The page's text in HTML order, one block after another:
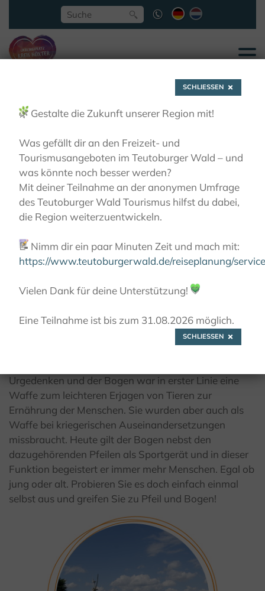
Bogenschiessen
AKTIVITÄTEN BOGENSCHIESSEN
Urgedenken und der Bogen war in erster Linie eine
Waffe zum leichteren Erjagen von Tieren zur
Ernährung der Menschen. Sie wurden aber auch als
Waffe bei kriegerischen Auseinandersetzungen
missbraucht. Heute gilt der Bogen nebst den
dazugehörenden Pfeilen als Sportgerät und in dieser
Funktion begeistert er immer mehr Menschen. Egal ob
jung oder alt. Probieren Sie es doch einfach einmal
selbst aus und greifen Sie zu Pfeil und Bogen!
SCHLIESSEN
🌿 Gestalte die Zukunft unserer Region mit!
Was gefällt dir an den Freizeit- und
Tourismusangeboten im Teutoburger Wald – und
was könnte noch besser werden?
Mit deiner Teilnahme an der anonymen Umfrage
des Teutoburger Wald Tourismus hilfst du dabei,
die Region weiterzuentwickeln.
📝 Nimm dir ein paar Minuten Zeit und mach mit:
https://www.teutoburgerwald.de/reiseplanung/
Vielen Dank für deine Unterstützung! 💚
Eine Teilnahme ist bis zum 31.08.2026 möglich.
SCHLIESSEN